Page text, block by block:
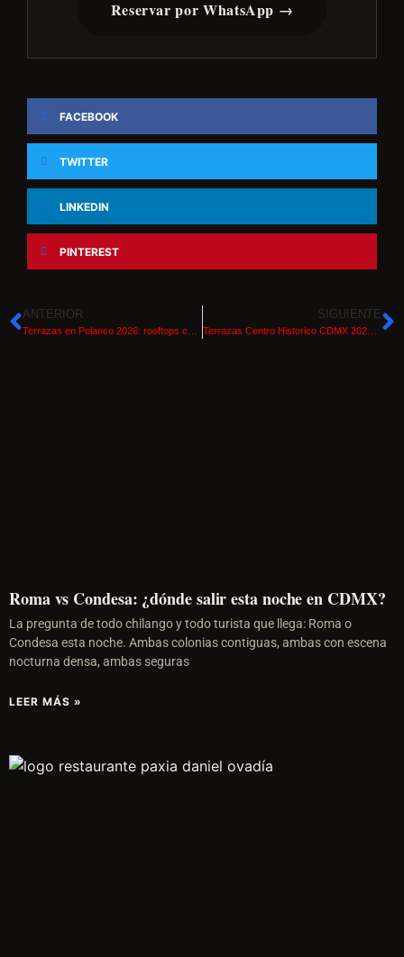
Reservar por WhatsApp →
FACEBOOK
TWITTER
LINKEDIN
PINTEREST
ANTERIOR SIGUIENTE
Terrazas Centro Historico CDMX 2026 | Trend Mexico
Roma vs Condesa: ¿dónde salir esta noche en CDMX?
La pregunta de todo chilango y todo turista que llega: Roma o
Condesa esta noche. Ambas colonias contiguas, ambas con escena
nocturna densa, ambas seguras
LEER MÁS »